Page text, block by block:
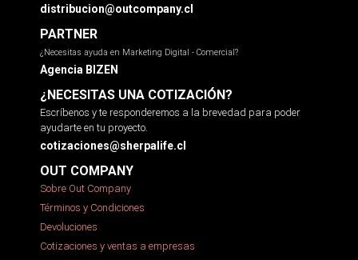
distribucion@outcompany.cl
PARTNER
¿Necesitas ayuda en Marketing Digital - Comercial?
Agencia BIZEN
¿NECESITAS UNA COTIZACIÓN?
Escríbenos y te responderemos a la brevedad para poder
ayudarte en tu proyecto.
cotizaciones@sherpalife.cl
OUT COMPANY
Sobre Out Company
Términos y Condiciones
Devoluciones
Cotizaciones y ventas a empresas